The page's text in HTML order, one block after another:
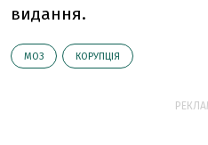
видання.
МОЗ КОРУПЦІЯ